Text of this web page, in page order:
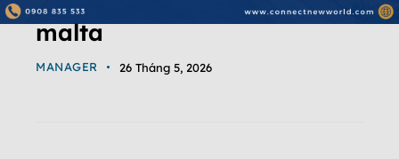
malta
MANAGER 26 Tháng 5, 2026